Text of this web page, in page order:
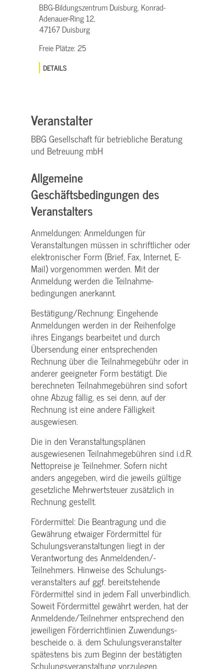
BBG-Bildungszentrum Duisburg, Konrad-
Adenauer-Ring 12,
47167 Duisburg
Freie Plätze:25
DETAILS
Veranstalter
BBG Gesellschaft für betriebliche Beratung
und Betreuung mbH
Allgemeine
Geschäftsbedingungen des
Veranstalters
Anmeldungen: Anmeldungen für
Veranstaltungen müssen in schriftlicher oder
elektronischer Form (Brief, Fax, Internet, E-
Mail) vorgenommen werden. Mit der
Anmeldung werden die Teilnahme­
bedingungen anerkannt.
Bestätigung­/Rechnung: Eingehende
Anmeldungen werden in der Reihenfolge
ihres Eingangs bearbeitet und durch
Übersendung einer entsprechenden
Rechnung über die Teilnahmegebühr oder in
anderer geeigneter Form bestätigt. Die
berechneten Teilnahmegebühren sind sofort
ohne Abzug fällig, es sei denn, auf der
Rechnung ist eine andere Fälligkeit
ausgewiesen.
Die in den Veranstaltungsplänen
ausgewiesenen Teilnahmegebühren sind i.d.R.
Nettopreise je Teilnehmer. Sofern nicht
anders angegeben, wird die jeweils gültige
gesetzliche Mehrwertsteuer zusätzlich in
Rechnung gestellt.
Fördermittel: Die Beantragung und die
Gewährung etwaiger Fördermittel für
Schulungs­veranstaltungen liegt in der
Verantwortung des Anmeldenden/­
Teilnehmers. Hinweise des Schulungs­
veranstalters auf ggf. bereitstehende
Fördermittel sind in jedem Fall unverbindlich.
Soweit Fördermittel gewährt werden, hat der
Anmeldende/­Teilnehmer entsprechend den
jeweiligen Förderrichtlinien Zuwendungs­
bescheide o. ä. dem Schulungs­veranstalter
spätestens bis zum Beginn der bestätigten
Schulungs­veranstaltung vorzulegen.